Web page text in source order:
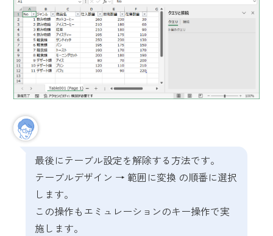
最後にテーブル設定を解除する方法です。
テーブルデザイン → 範囲に変換 の順番に選択
します。
この操作もエミュレーションのキー操作で実
施します。